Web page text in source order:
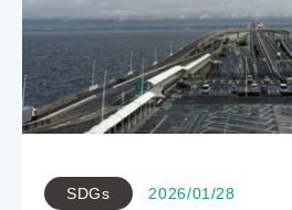
SDGs 2026/01/28